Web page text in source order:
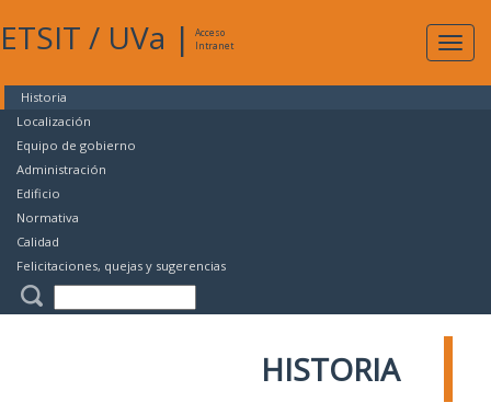
ETSIT / UVa |
Acceso
Intranet
Historia
Localización
Equipo de gobierno
Administración
Edificio
Normativa
Calidad
Felicitaciones, quejas y sugerencias
HISTORIA